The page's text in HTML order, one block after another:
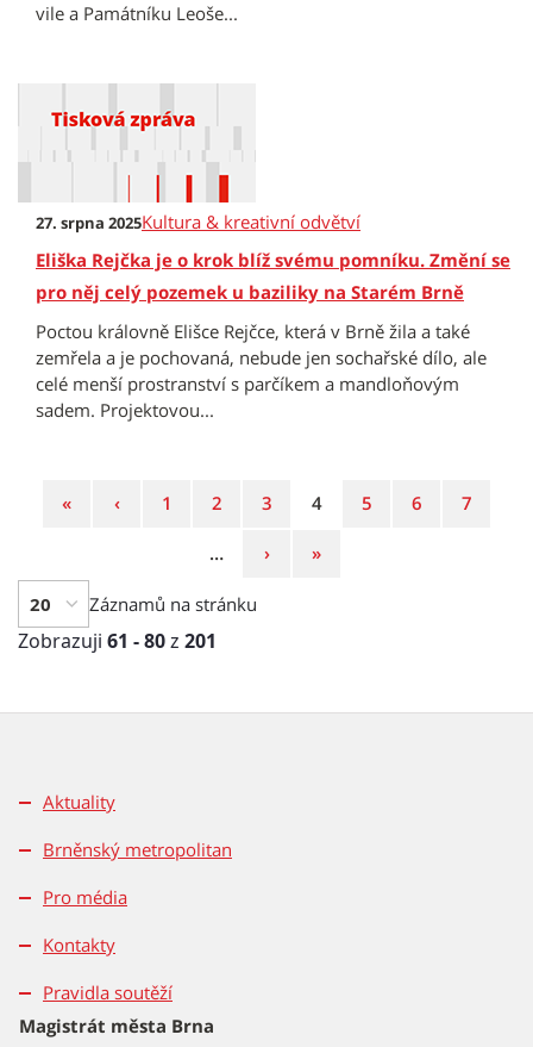
vile a Památníku Leoše...
27. srpna 2025Kultura & kreativní odvětví
Eliška Rejčka je o krok blíž svému pomníku. Změní se
pro něj celý pozemek u baziliky na Starém Brně
Poctou královně Elišce Rejčce, která v Brně žila a také
zemřela a je pochovaná, nebude jen sochařské dílo, ale
celé menší prostranství s parčíkem a mandloňovým
sadem. Projektovou...
«První ‹PředchozíStrana
1 Strana
2 Strana
3 Strana
4 Strana
5 Strana
6 Strana
7
… ›Následující
»Poslední
Záznamů na stránku
Zobrazuji 61 - 80z 201
Aktuality
Brněnský metropolitan
Pro média
Kontakty
Pravidla soutěží
Magistrát města Brna